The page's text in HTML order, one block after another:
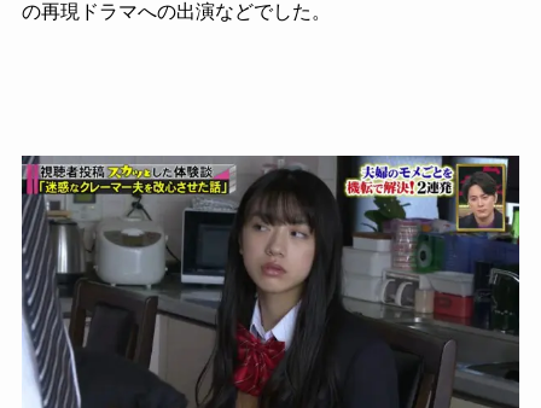
の再現ドラマへの出演などでした。